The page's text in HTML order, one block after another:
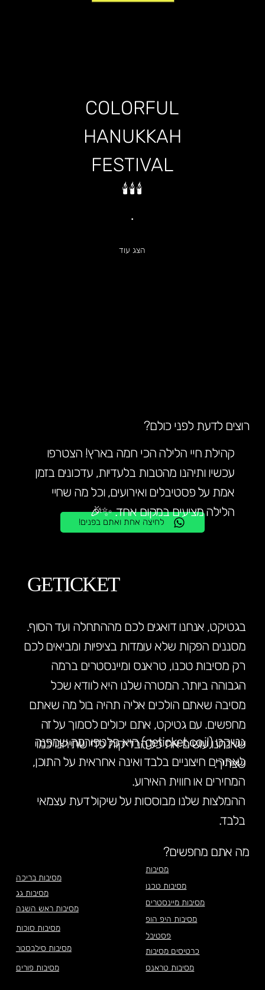
COLORFUL
HANUKKAH
FESTIVAL
🕯️🕯️🕯️
•
הצג עוד
מסיבות בריכה
מסיבות גג
מסיבות ראש השנה
מסיבות סוכות
מסיבות סילבסטר
מסיבות פורים
מה אתם מחפשים?
מסיבות
מסיבות טכנו
מסיבות טראנס
מסיבות מיינסטרים
מסיבות היפ הופ
פסטיבל
כרטיסים מסיבות
לחיצה אחת ואתם בפנים!
קהילת חיי הלילה הכי חמה בארץ! הצטרפו
עכשיו ותיהנו מהטבות בלעדיות, עדכונים בזמן
אמת על פסטיבלים ואירועים, וכל מה שחיי
הלילה מציעים במקום אחד. ✨🎉
רוצים לדעת לפני כולם?
גטיקט (geticket.co.il) היא פלטפורמה שמפנה
לאתרים חיצוניים בלבד ואינה אחראית על התוכן,
המחירים או חווית האירוע.
ההמלצות שלנו מבוססות על שיקול דעת עצמאי
בלבד.
GETICKET
בגטיקט, אנחנו דואגים לכם מההתחלה ועד הסוף.
מסננים הפקות שלא עומדות בציפיות ומביאים לכם
רק מסיבות טכנו, טראנס ומיינסטרים ברמה
הגבוהה ביותר. המטרה שלנו היא לוודא שכל
מסיבה שאתם הולכים אליה תהיה בול מה שאתם
מחפשים. עם גטיקט, אתם יכולים לסמוך על זה
שאנחנו עושים את כל הבדיקות כדי שתיהנו כמו
שצריך.